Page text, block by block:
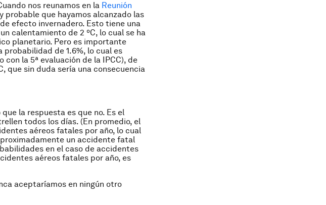
nos reunamos en la Reunión
probable que hayamos alcanzado las
efecto invernadero. Esto tiene una
calentamiento de 2 ºC, lo cual se ha
planetario. Pero es importante
de 1.6%, lo cual es
la 5ª evaluación de la IPCC), de
que sin duda sería una consecuencia
la respuesta es que no. Es el
todos los días. (En promedio, el
aéreos fatales por año, lo cual
un accidente fatal
en el caso de accidentes
aéreos fatales por año, es
aceptaríamos en ningún otro